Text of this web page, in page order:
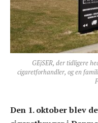
GEjSER, der tidligere
cigaretforhandler, og en
Den 1. oktober blev